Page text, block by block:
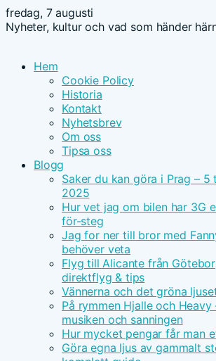
fredag, 7 augusti
Nyheter, kultur och vad som händer
Hem
Cookie Policy
Historia
Kontakt
Nyhetsbrev
Om oss
Tipsa oss
Blogg
Saker du kan göra i Prag – 5
2025
Hur vet jag om bilen har 3G
för-steg
Jag for ner till bror med
behöver veta
Flyg till Alicante från
direktflyg & tips
Vännerna och det gröna
På rymmen Hjalle och Heavy
musiken och sanningen
Hur mycket pengar får man
Göra egna ljus av gammalt